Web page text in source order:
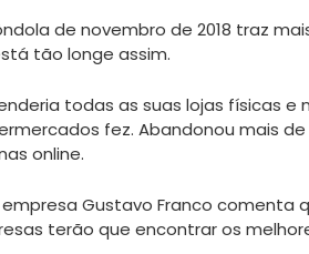
de novembro de 2018 traz
tão longe assim.
todas as suas lojas físicas
fez. Abandonou mais
online.
Gustavo Franco comenta
terão que encontrar os